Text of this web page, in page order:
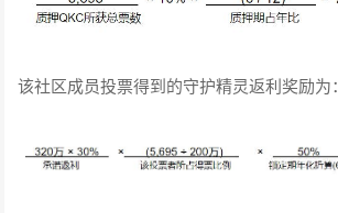
该社区成员投票得到的守护精灵返利奖励为：